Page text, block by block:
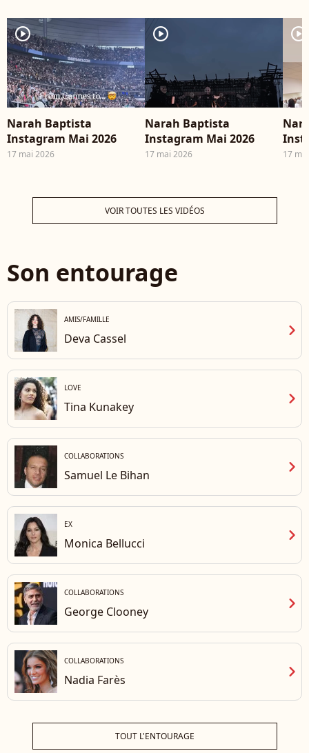
player2
Narah Baptista
Instagram Mai 2026
17 mai 2026
player2
Narah Baptista
Instagram Mai 2026
17 mai 2026
player2
17
VOIR TOUTES LES VIDÉOS
Son entourage
AMIS/FAMILLE
Deva Cassel chevron_right
LOVE
Tina Kunakey chevron_right
COLLABORATIONS
Samuel Le Bihan chevron_right
EX
Monica Bellucci chevron_right
COLLABORATIONS
George Clooney chevron_right
COLLABORATIONS
Nadia Farès chevron_right
TOUT L'ENTOURAGE